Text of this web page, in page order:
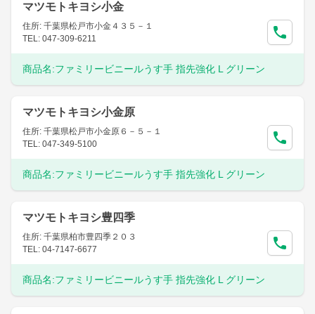
マツモトキヨシ小金
住所: 千葉県松戸市小金４３５－１
TEL: 047-309-6211
商品名:ファミリービニールうす手 指先強化 L グリーン
マツモトキヨシ小金原
住所: 千葉県松戸市小金原６－５－１
TEL: 047-349-5100
商品名:ファミリービニールうす手 指先強化 L グリーン
マツモトキヨシ豊四季
住所: 千葉県柏市豊四季２０３
TEL: 04-7147-6677
商品名:ファミリービニールうす手 指先強化 L グリーン